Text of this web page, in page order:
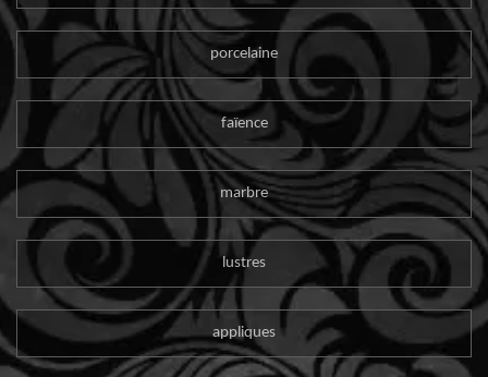
porcelaine
faïence
marbre
lustres
appliques